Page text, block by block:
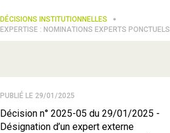
DÉCISIONS INSTITUTIONNELLES
EXPERTISE : NOMINATIONS EXPERTS PONCTUELS
PUBLIÉ LE 29/01/2025
Décision n° 2025-05 du 29/01/2025 -
Désignation d’un expert externe